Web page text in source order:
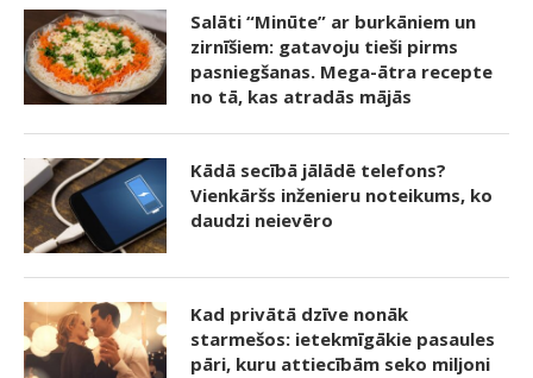
Salāti “Minūte” ar burkāniem un
zirnīšiem: gatavoju tieši pirms
pasniegšanas. Mega-ātra recepte
no tā, kas atradās mājās
Kādā secībā jālādē telefons?
Vienkāršs inženieru noteikums, ko
daudzi neievēro
Kad privātā dzīve nonāk
starmešos: ietekmīgākie pasaules
pāri, kuru attiecībām seko miljoni